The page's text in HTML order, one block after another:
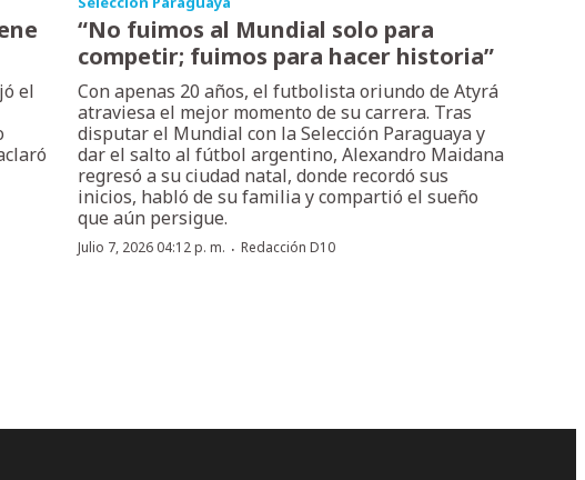
el
“No fuimos al Mundial solo para
competir; fuimos para hacer historia”
Con apenas 20 años, el futbolista oriundo de Atyrá
atraviesa el mejor momento de su carrera. Tras
disputar el Mundial con la Selección Paraguaya y
dar el salto al fútbol argentino, Alexandro Maidana
regresó a su ciudad natal, donde recordó sus
inicios, habló de su familia y compartió el sueño
que aún persigue.
Julio 7, 2026 04:12 p. m. · Redacción D10